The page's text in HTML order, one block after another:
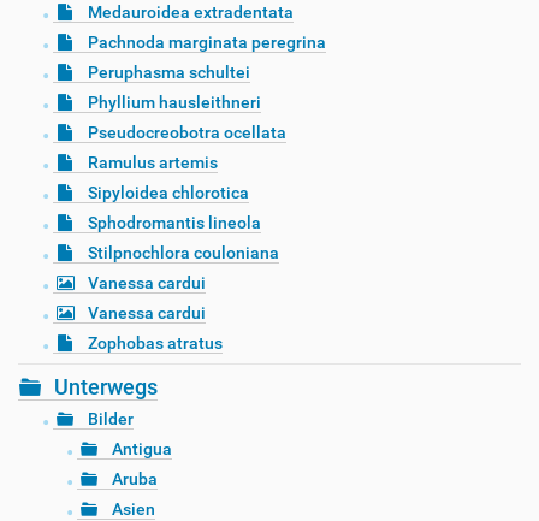
Medauroidea extradentata
Pachnoda marginata peregrina
Peruphasma schultei
Phyllium hausleithneri
Pseudocreobotra ocellata
Ramulus artemis
Sipyloidea chlorotica
Sphodromantis lineola
Stilpnochlora couloniana
Vanessa cardui
Vanessa cardui
Zophobas atratus
Unterwegs
Bilder
Antigua
Aruba
Asien